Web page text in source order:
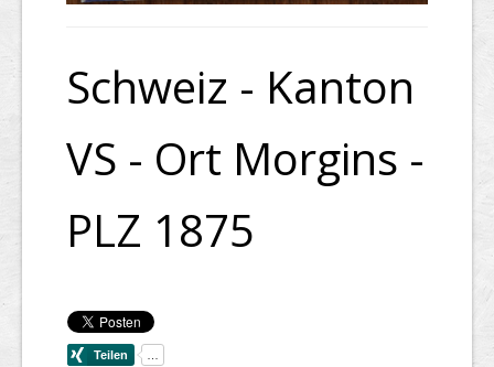
Schweiz - Kanton
VS - Ort Morgins -
PLZ 1875